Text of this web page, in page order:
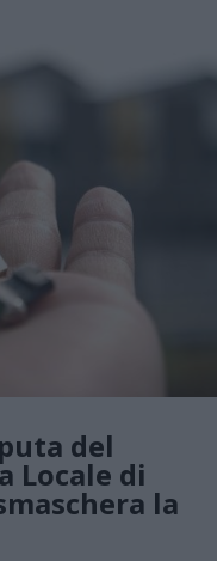
del
Locale di
la